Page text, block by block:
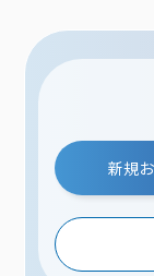
新規